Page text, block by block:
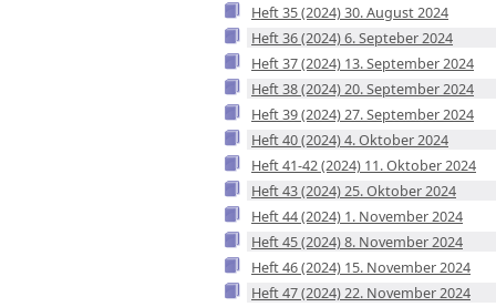
Heft 35 (2024) 30. August 2024
Heft 36 (2024) 6. Septeber 2024
Heft 37 (2024) 13. September 2024
Heft 38 (2024) 20. September 2024
Heft 39 (2024) 27. September 2024
Heft 40 (2024) 4. Oktober 2024
Heft 41-42 (2024) 11. Oktober 2024
Heft 43 (2024) 25. Oktober 2024
Heft 44 (2024) 1. November 2024
Heft 45 (2024) 8. November 2024
Heft 46 (2024) 15. November 2024
Heft 47 (2024) 22. November 2024